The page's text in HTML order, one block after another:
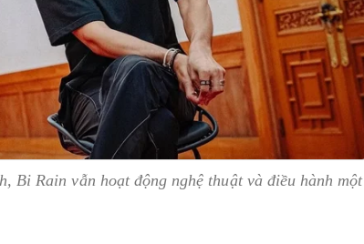
Bi Rain vẫn hoạt động nghệ thuật và điều hành một